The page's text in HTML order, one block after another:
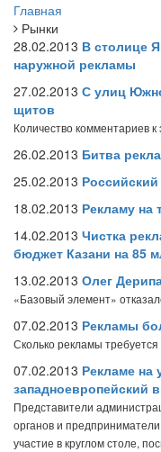
Главная
Рынки
28.02.2013 В столице
наружной рекламы
27.02.2013 С улиц
щитов
Количество комментариев
26.02.2013 Битва
25.02.2013
18.02.2013 Рекламу на
14.02.2013 Чистка
бюджет Казани на 85
13.02.2013 Олег
«Базовый элемент»
07.02.2013 Рекламы
Сколько рекламы требуется
07.02.2013 Рекламе на
западноевропейский
Представители
органов и
участие в круглом столе,